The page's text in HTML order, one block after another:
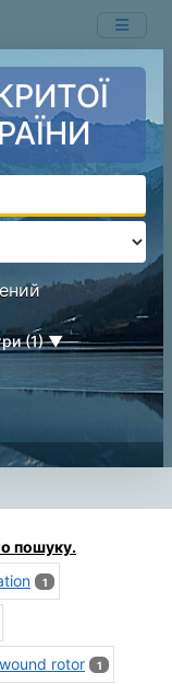
(1)
пошуку.
1
wound rotor 1